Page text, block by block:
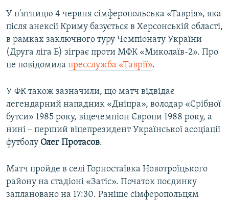
Усі сайти RFE/RL
У п'ятницю 4 червня сімферопольська «Таврія», яка
після анексії Криму базується в Херсонській області,
в рамках заключного туру Чемпіонату України
(Друга ліга Б) зіграє проти МФК «Миколаїв-2». Про
це повідомила пресслужба «Таврії».
У ФК також зазначили, що матч відвідає
легендарний нападник «Дніпра», володар «Срібної
бутси» 1985 року, віцечемпіон Європи 1988 року, а
нині – перший віцепрезидент Української асоціації
футболу Олег Протасов.
Матч пройде в селі Горностаївка Новотроїцького
району на стадіоні «Затіс». Початок поєдинку
заплановано на 17:30. Раніше сімферопольцям